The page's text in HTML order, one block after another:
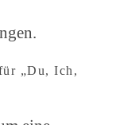
„Du, Ich,